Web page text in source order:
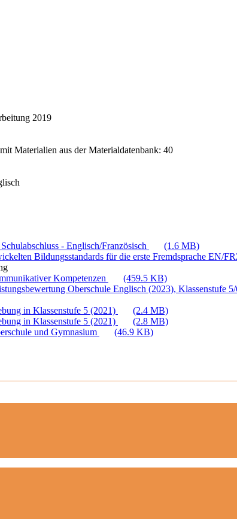
2019
Materialien aus der Materialdatenbank: 40
- Englisch/Französisch
(1.6 MB)
Bildungsstandards für die erste Fremdsprache EN/
Kompetenzen
(459.5 KB)
Oberschule Englisch (2023), Klassenstufe
in Klassenstufe 5 (2021)
(2.4 MB)
in Klassenstufe 5 (2021)
(2.8 MB)
und Gymnasium
(46.9 KB)